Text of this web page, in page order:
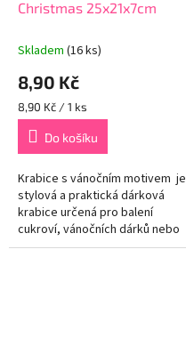
Christmas 25x21x7cm
Skladem (16 ks)
8,90 Kč
Měrná
cena:
8,90 Kč / 1 ks
Do košíku
Krabice s vánočním motivem je
stylová a praktická dárková
krabice určená pro balení
cukroví, vánočních dárků nebo
jiných drobností.